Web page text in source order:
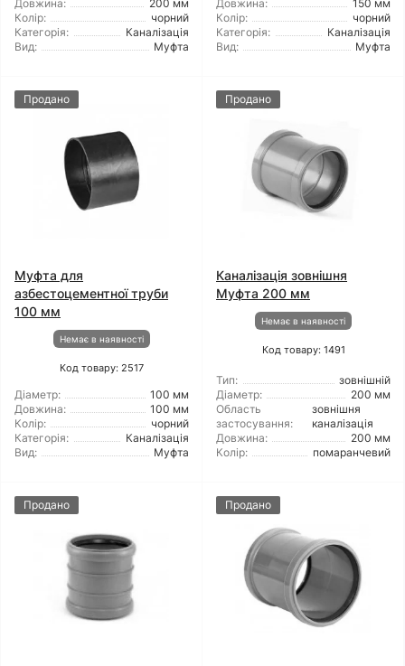
Довжина:
200 мм
Колір:
чорний
Категорія:
Каналізація
Вид:
Муфта
Довжина:
150 мм
Колір:
чорний
Категорія:
Каналізація
Вид:
Муфта
Продано
Муфта для
азбестоцементної труби
100 мм
Немає в наявності
Код товару: 2517
Діаметр:
100 мм
Довжина:
100 мм
Колір:
чорний
Категорія:
Каналізація
Вид:
Муфта
Продано
Каналізація зовнішня
Муфта 200 мм
Немає в наявності
Код товару: 1491
Тип:
зовнішній
Діаметр:
200 мм
Область
застосування:
зовнішня
каналізація
Довжина:
200 мм
Колір:
помаранчевий
Продано Продано